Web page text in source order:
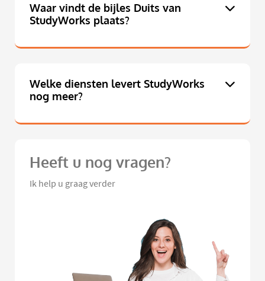
Waar vindt de bijles Duits van
StudyWorks plaats?
Welke diensten levert StudyWorks
nog meer?
Heeft u nog vragen?
Ik help u graag verder